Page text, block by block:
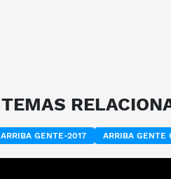
TEMAS
ARRIBA GENTE-2017 ARRIBA GENTE